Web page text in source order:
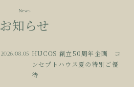
News
お知らせ
2026.08.05 HUCOS 創立50周年企画 コ
ンセプトハウス夏の特別ご優
待